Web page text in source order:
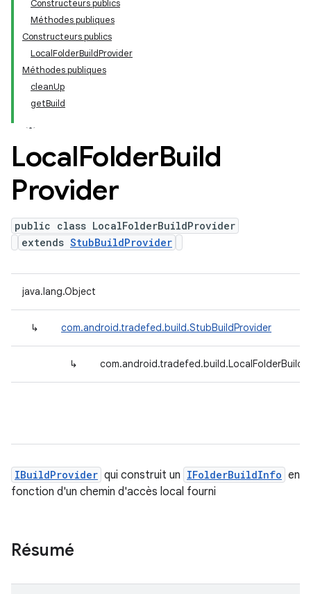
Constructeurs publics
Méthodes publiques
Constructeurs publics
LocalFolderBuildProvider
Méthodes publiques
cleanUp
getBuild
LocalFolderBuild
Provider
public class LocalFolderBuildProvider
extends StubBuildProvider
java.lang.Object
↳ com.android.tradefed.build.StubBuildProvider
↳
IBuildProvider qui construit un IFolderBuildInfo en
fonction d'un chemin d'accès local fourni
Résumé